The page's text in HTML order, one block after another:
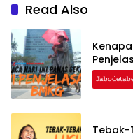
Read Also
Tebak-